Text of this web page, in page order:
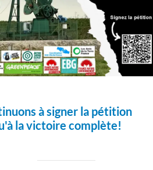
à signer la pétition
la victoire complète!